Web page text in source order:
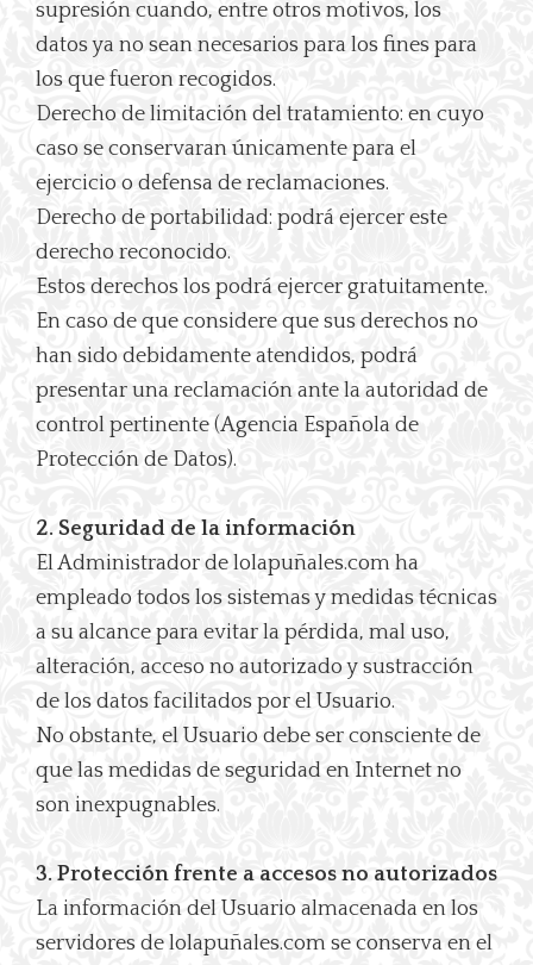
supresión cuando, entre otros motivos, los
datos ya no sean necesarios para los fines para
los que fueron recogidos.
Derecho de limitación del tratamiento: en cuyo
caso se conservaran únicamente para el
ejercicio o defensa de reclamaciones.
Derecho de portabilidad: podrá ejercer este
derecho reconocido.
Estos derechos los podrá ejercer gratuitamente.
En caso de que considere que sus derechos no
han sido debidamente atendidos, podrá
presentar una reclamación ante la autoridad de
control pertinente (Agencia Española de
Protección de Datos).
2. Seguridad de la información
El Administrador de lolapuñales.com ha
empleado todos los sistemas y medidas técnicas
a su alcance para evitar la pérdida, mal uso,
alteración, acceso no autorizado y sustracción
de los datos facilitados por el Usuario.
No obstante, el Usuario debe ser consciente de
que las medidas de seguridad en Internet no
son inexpugnables.
3. Protección frente a accesos no autorizados
La información del Usuario almacenada en los
servidores de lolapuñales.com se conserva en el